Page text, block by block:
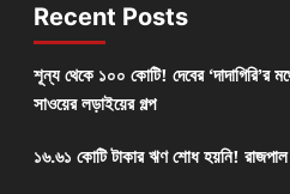
Recent Posts
শূন্য থেকে ১০০ কোটি! দেবের ‘দাদাগিরি’র
সাওয়ের লড়াইয়ের গল্প
১৬.৬১ কোটি টাকার ঋণ শোধ হয়নি! রাজপাল